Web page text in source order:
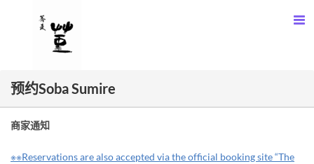
预约Soba Sumire
商家通知
※※Reservations are also accepted via the official booking site “The